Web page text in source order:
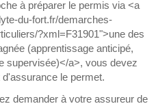
à préparer le permis via <a
du-fort.fr/demarches-
?xml=F31901">une des
(apprentissage anticipé,
supervisée)</a>, vous devez
le permet.
demander à votre assureur de